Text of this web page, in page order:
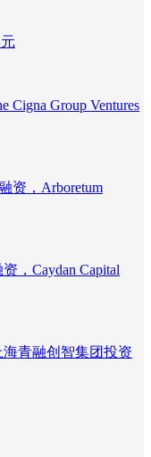
Cigna Group Ventures
资，Arboretum
，Caydan Capital
青融创智集团投资